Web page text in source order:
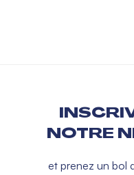
NOTRE
et prenez un bol